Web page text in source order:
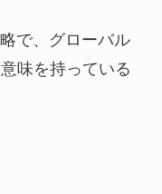
で、グローバル
味を持っている